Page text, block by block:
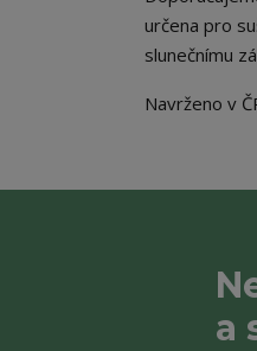
určena pro
slunečnímu
Navrženo v
a